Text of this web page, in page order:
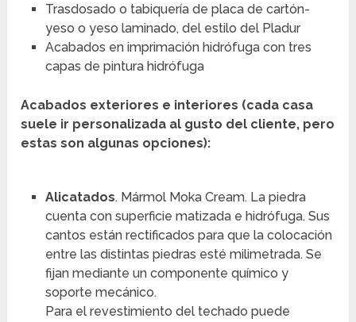
Trasdosado o tabiquería de placa de cartón-
yeso o yeso laminado, del estilo del Pladur
Acabados en imprimación hidrófuga con tres
capas de pintura hidrófuga
Acabados exteriores e interiores (cada casa
suele ir personalizada al gusto del cliente, pero
estas son algunas opciones):
Alicatados. Mármol Moka Cream. La piedra
cuenta con superficie matizada e hidrófuga. Sus
cantos están rectificados para que la colocación
entre las distintas piedras esté milimetrada. Se
fijan mediante un componente químico y
soporte mecánico.
Para el revestimiento del techado puede